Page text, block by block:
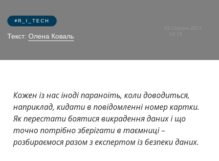
Я_І_TECH
Текст: Олена Коваль
Кожен із нас іноді параноїть, коли доводиться,
наприклад, кидати в повідомленні номер картки.
Як перестати боятися викрадення даних і що
точно потрібно зберігати в таємниці –
розбираємося разом з експертом із безпеки даних.